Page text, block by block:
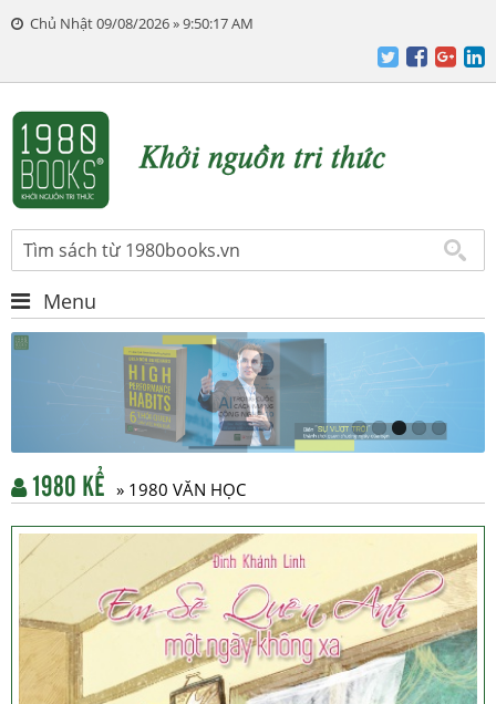
Chủ Nhật 09/08/2026 » 9:50:18 AM
Menu
1980 KỂ » 1980 VĂN HỌC